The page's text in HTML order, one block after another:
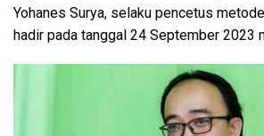
Yohanes Surya, selaku pencetus
hadir pada tanggal 24 September 2023